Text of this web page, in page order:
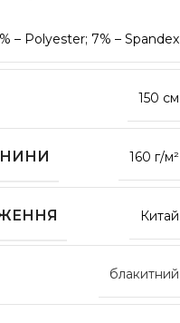
– Polyester; 7% – Spandex
150 см
160 г/м²
Китай
блакитний